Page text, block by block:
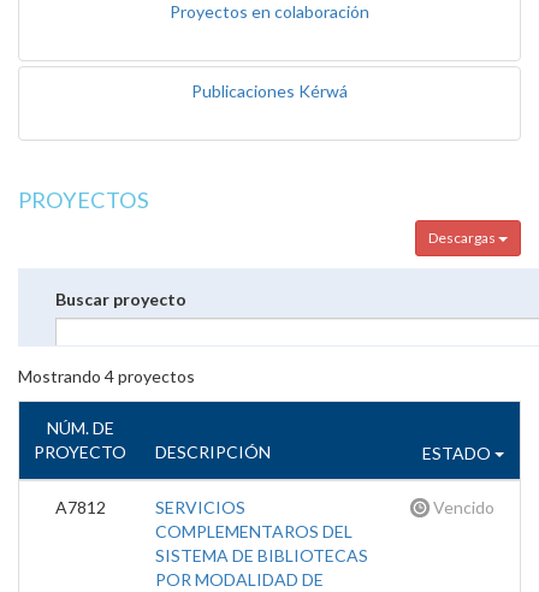
Proyectos en colaboración
Publicaciones Kérwá
PROYECTOS
Descargas
Buscar proyecto
Mostrando 4proyectos
NÚM. DE
PROYECTO
DESCRIPCIÓN ESTADO
A7812
SERVICIOS
COMPLEMENTAROS DEL
SISTEMA DE BIBLIOTECAS
POR MODALIDAD DE
Vencido